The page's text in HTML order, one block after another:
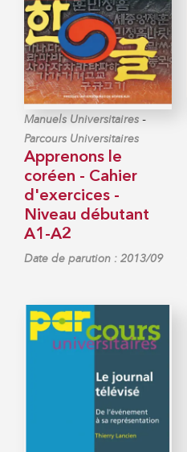
Manuels Universitaires -
Parcours Universitaires
Apprenons le
coréen - Cahier
d'exercices -
Niveau débutant
A1-A2
Date de parution : 2013/09